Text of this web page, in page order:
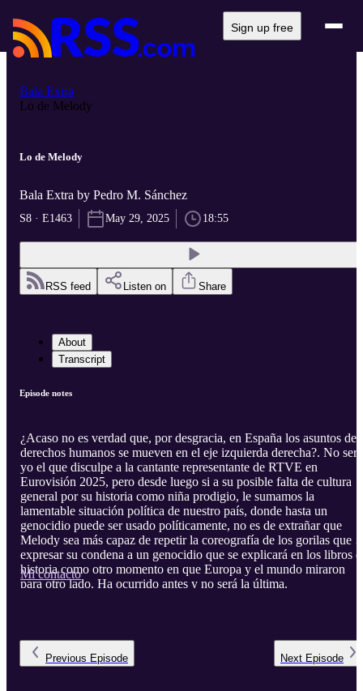
Sign up free
Bala Extra
Lo de Melody
Lo de Melody
Bala Extra by Pedro M. Sánchez
S8 · E1463 May 29, 2025 18:55
RSS feed Listen on Share
About
Transcript
Episode notes
¿Acaso no es verdad que, por desgracia, en España los asuntos de
derechos humanos se mueven en el eje izquierda derecha?. No seré
yo el que disculpe a la cantante representante de RTVE en
Eurovisión 2025, pero desde luego si a su posible falta de cultura
general por su historia como niña prodigio, le sumamos la
lamentable situación política de nuestro país, donde hasta un
genocidio puede ser usado políticamente, no es de extrañar que
Melody sea más capaz de repetir la coreografía de los gorilas que
expresar su condena a un genocidio que se explicará en los libros
historia como otro momento en que Europa y el mundo miraron
para otro lado. Ha ocurrido antes y no será la última.
Mi contacto
Previous Episode Next Episode